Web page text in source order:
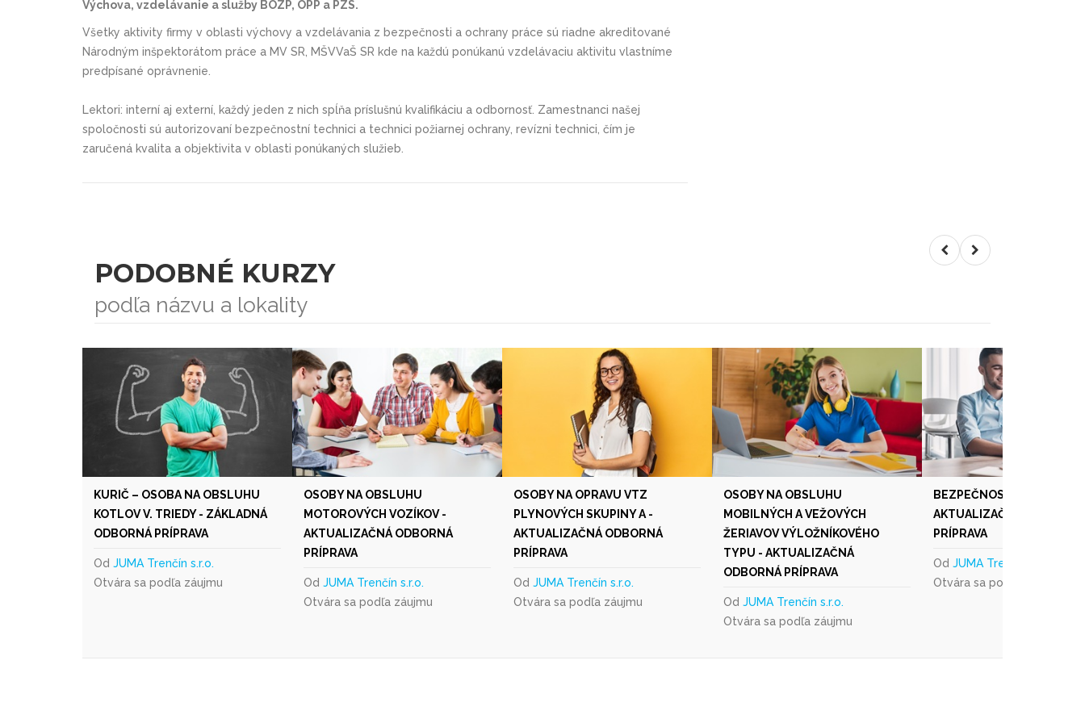
Výchova, vzdelávanie a služby BOZP, OPP a PZS.
Všetky aktivity firmy v oblasti výchovy a vzdelávania z bezpečnosti a ochrany práce sú riadne akreditované
Národným inšpektorátom práce a MV SR, MŠVVaŠ SR kde na každú ponúkanú vzdelávaciu aktivitu vlastníme
predpísané oprávnenie.
Lektori: interní aj externí, každý jeden z nich spĺňa príslušnú kvalifikáciu a odbornosť. Zamestnanci našej
spoločnosti sú autorizovaní bezpečnostní technici a technici požiarnej ochrany, revízni technici, čím je
zaručená kvalita a objektivita v oblasti ponúkaných služieb.
PODOBNÉ KURZY
podľa názvu a lokality
KURIČ – OSOBA NA OBSLUHU
KOTLOV V. TRIEDY - ZÁKLADNÁ
ODBORNÁ PRÍPRAVA
Od JUMA Trenčín s.r.o.
Otvára sa podľa záujmu
OSOBY NA OBSLUHU
MOTOROVÝCH VOZÍKOV -
AKTUALIZAČNÁ ODBORNÁ
PRÍPRAVA
Od JUMA Trenčín s.r.o.
Otvára sa podľa záujmu
OSOBY NA OPRAVU VTZ
PLYNOVÝCH SKUPINY A -
AKTUALIZAČNÁ ODBORNÁ
PRÍPRAVA
Od JUMA Trenčín s.r.o.
Otvára sa podľa záujmu
OSOBY NA OBSLUHU
MOBILNÝCH A VEŽOVÝCH
ŽERIAVOV VÝLOŽNÍKOVÉHO
TYPU - AKTUALIZAČNÁ
ODBORNÁ PRÍPRAVA
Od JUMA Trenčín s.r.o.
Otvára sa podľa záujmu
BEZPEČNOSTNÝ TECHNIK
AKTUALIZAČNÁ ODBORNÁ
PRÍPRAVA
Od JUMA Trenčín s.r.o.
Otvára sa podľa záujmu